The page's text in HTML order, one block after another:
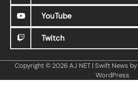
YouTube
Twitch
Copyright © 2026AJ NET | Swift News by
WordPress.